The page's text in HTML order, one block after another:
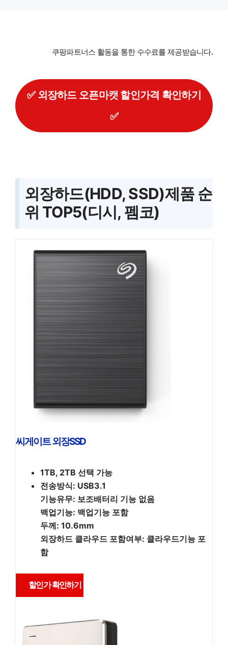
쿠팡파트너스 활동을 통한 수수료를 제공받습니다.
✅ 외장하드 오픈마캣 할인가격 확인하기
✅
외장하드(HDD, SSD)제품 순
위 TOP5(디시, 펨코)
씨게이트 외장SSD
1TB, 2TB 선택 가능
전송방식: USB3.1
기능유무: 보조배터리 기능 없음
백업기능: 백업기능 포함
두께: 10.6mm
외장하드 클라우드 포함여부: 클라우드기능 포
함
할인가 확인하기